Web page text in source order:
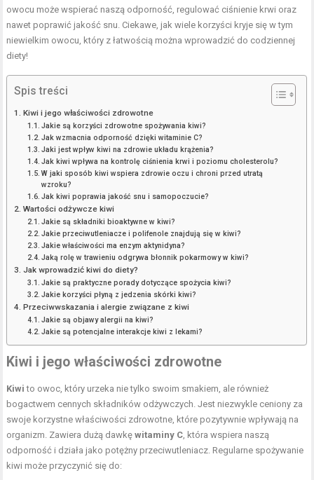
owocu może wspierać naszą odporność, regulować ciśnienie krwi oraz
nawet poprawić jakość snu. Ciekawe, jak wiele korzyści kryje się w tym
niewielkim owocu, który z łatwością można wprowadzić do codziennej
diety!
Spis treści
Kiwi i jego właściwości zdrowotne
Jakie są korzyści zdrowotne spożywania kiwi?
Jak wzmacnia odporność dzięki witaminie C?
Jaki jest wpływ kiwi na zdrowie układu krążenia?
Jak kiwi wpływa na kontrolę ciśnienia krwi i poziomu cholesterolu?
W jaki sposób kiwi wspiera zdrowie oczu i chroni przed utratą
wzroku?
Jak kiwi poprawia jakość snu i samopoczucie?
Wartości odżywcze kiwi
Jakie są składniki bioaktywne w kiwi?
Jakie przeciwutleniacze i polifenole znajdują się w kiwi?
Jakie właściwości ma enzym aktynidyna?
Jaką rolę w trawieniu odgrywa błonnik pokarmowy w kiwi?
Jak wprowadzić kiwi do diety?
Jakie są praktyczne porady dotyczące spożycia kiwi?
Jakie korzyści płyną z jedzenia skórki kiwi?
Przeciwwskazania i alergie związane z kiwi
Jakie są objawy alergii na kiwi?
Jakie są potencjalne interakcje kiwi z lekami?
Kiwi i jego właściwości zdrowotne
Kiwi to owoc, który urzeka nie tylko swoim smakiem, ale również
bogactwem cennych składników odżywczych. Jest niezwykle ceniony za
swoje korzystne właściwości zdrowotne, które pozytywnie wpływają na
organizm. Zawiera dużą dawkęwitaminy C , która wspiera naszą
odporność i działa jako potężny przeciwutleniacz. Regularne spożywanie
kiwi może przyczynić się do: